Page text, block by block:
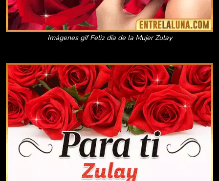
Imágenes gif Feliz día de la Mujer Zulay